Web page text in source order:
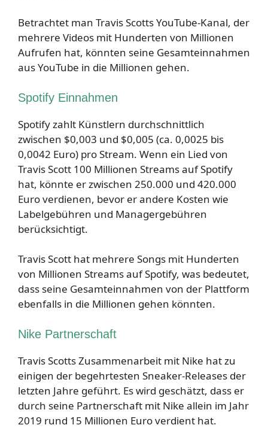
Betrachtet man Travis Scotts YouTube-Kanal, der
mehrere Videos mit Hunderten von Millionen
Aufrufen hat, könnten seine Gesamteinnahmen
aus YouTube in die Millionen gehen.
Spotify Einnahmen
Spotify zahlt Künstlern durchschnittlich
zwischen $0,003 und $0,005 (ca. 0,0025 bis
0,0042 Euro) pro Stream. Wenn ein Lied von
Travis Scott 100 Millionen Streams auf Spotify
hat, könnte er zwischen 250.000 und 420.000
Euro verdienen, bevor er andere Kosten wie
Labelgebühren und Managergebühren
berücksichtigt.
Travis Scott hat mehrere Songs mit Hunderten
von Millionen Streams auf Spotify, was bedeutet,
dass seine Gesamteinnahmen von der Plattform
ebenfalls in die Millionen gehen könnten.
Nike Partnerschaft
Travis Scotts Zusammenarbeit mit Nike hat zu
einigen der begehrtesten Sneaker-Releases der
letzten Jahre geführt. Es wird geschätzt, dass er
durch seine Partnerschaft mit Nike allein im Jahr
2019 rund 15 Millionen Euro verdient hat.